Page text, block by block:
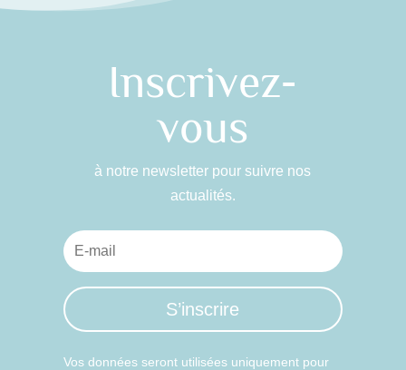
Inscrivez-
vous
à notre newsletter pour suivre nos
actualités.
S’inscrire
Vos données seront utilisées uniquement pour